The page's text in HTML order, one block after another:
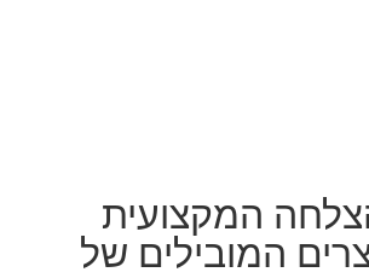
המקצועית
המובילים של